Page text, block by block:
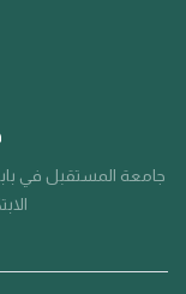
جامعة المستقبل في